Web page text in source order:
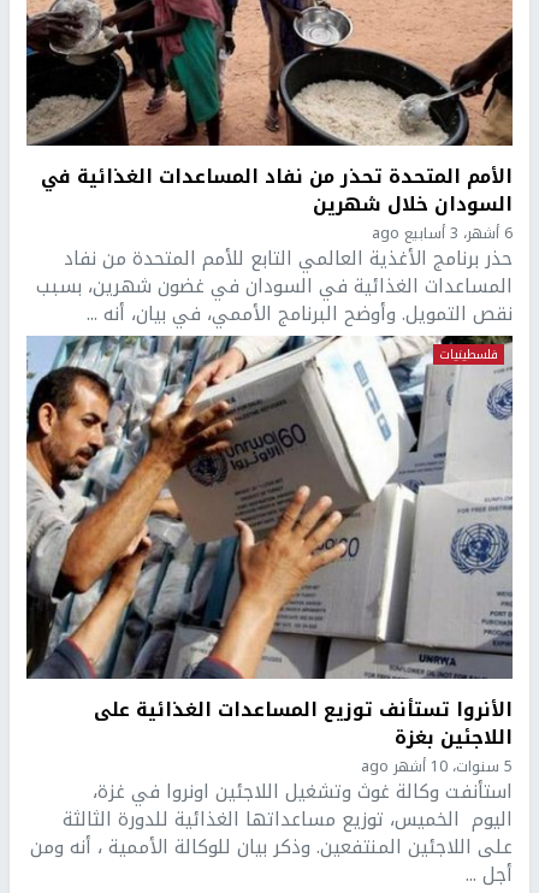
الأمم المتحدة تحذر من نفاد المساعدات الغذائية في
السودان خلال شهرين
6 أشهر، 3 أسابيع ago
حذر برنامج الأغذية العالمي التابع للأمم المتحدة من نفاد
المساعدات الغذائية في السودان في غضون شهرين، بسبب
نقص التمويل. وأوضح البرنامج الأممي، في بيان، أنه ...
فلسطينيات
الأنروا تستأنف توزيع المساعدات الغذائية على
اللاجئين بغزة
5 سنوات، 10 أشهر ago
استأنفت وكالة غوث وتشغيل اللاجئين اونروا في غزة،
اليوم الخميس، توزيع مساعداتها الغذائية للدورة الثالثة
على اللاجئين المنتفعين. وذكر بيان للوكالة الأممية ، أنه ومن
أجل ...